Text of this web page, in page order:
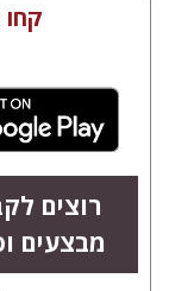
רוצים
מבצעים